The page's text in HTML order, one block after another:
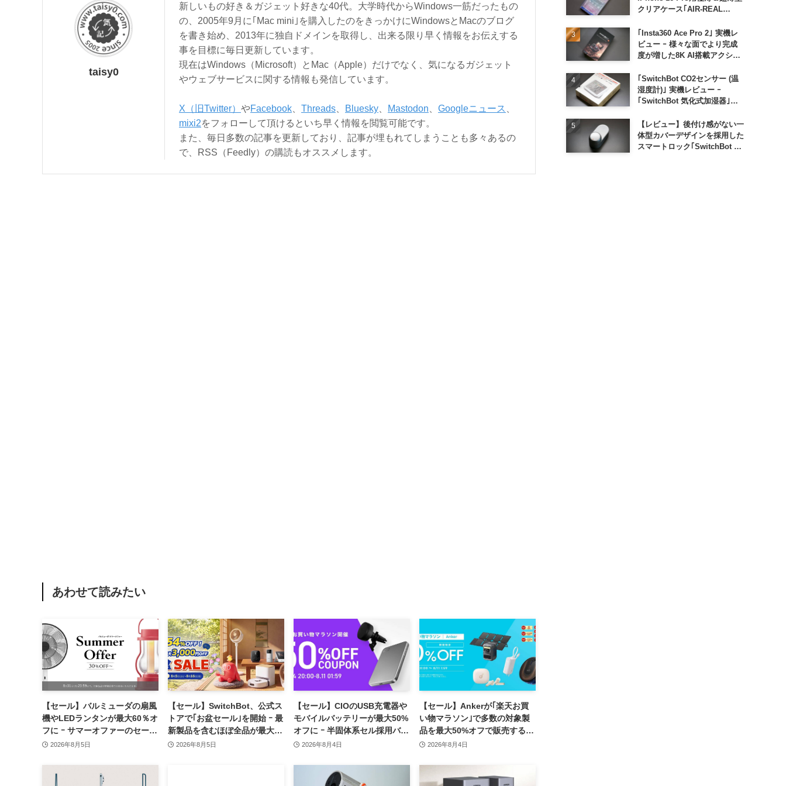
taisy0
新しいもの好き＆ガジェット好きな40代。大学時代からWindows一筋だったもの
の、2005年9月に｢Mac mini｣を購入したのをきっかけにWindowsとMacのブログ
を書き始め、2013年に独自ドメインを取得し、出来る限り早く情報をお伝えする
事を目標に毎日更新しています。
現在はWindows（Microsoft）とMac（Apple）だけでなく、気になるガジェット
やウェブサービスに関する情報も発信しています。
X（旧Twitter） やFacebook、 Threads、 Bluesky、 Mastodon、 Googleニュース 、
mixi2をフォローして頂けるといち早く情報を閲覧可能です。
また、毎日多数の記事を更新しており、記事が埋もれてしまうことも多々あるの
で、RSS（Feedly）の購読もオススメします。
あわせて読みたい
【セール】バルミューダの扇風
機やLEDランタンが最大60％オ
フに ｰ サマーオファーのセール
開催中
2026年8月5日
【セール】SwitchBot、公式ス
トアで｢お盆セール｣を開始 ｰ 最
新製品を含むほぼ全品が最大
54％オフに
2026年8月5日
【セール】CIOのUSB充電器や
モバイルバッテリーが最大50%
オフに ｰ 半固体系セル採用バッ
テリーやハンディファンなど最
2026年8月4日
【セール】Ankerが｢楽天お買
い物マラソン｣で多数の対象製
品を最大50%オフで販売するセ
ールを開催中（8月11日まで）
2026年8月4日
クリアケース｢AIR-REAL
｢Insta360 Ace Pro 2｣ 実機レ
ビュー ｰ 様々な面でより完成
度が増した8K AI搭載アクショ
｢SwitchBot CO2センサー (温
湿度計)｣ 実機レビュー ｰ
｢SwitchBot 気化式加湿器｣と
便利
【レビュー】後付け感がない一
体型カバーデザインを採用した
スマートロック｢SwitchBot ロ